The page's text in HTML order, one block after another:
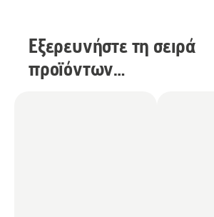
Εξερευνήστε τη σειρά
προϊόντων